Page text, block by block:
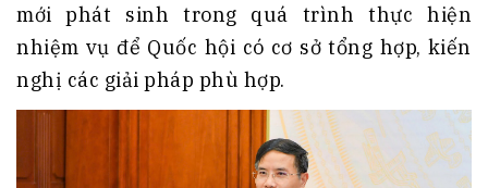
mới phát sinh trong quá trình thực hiện
nhiệm vụ để Quốc hội có cơ sở tổng hợp, kiến
nghị các giải pháp phù hợp.